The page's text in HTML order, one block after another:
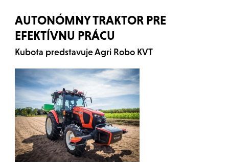
AUTONÓMNY TRAKTOR PRE
EFEKTÍVNU PRÁCU
Kubota predstavuje Agri Robo KVT